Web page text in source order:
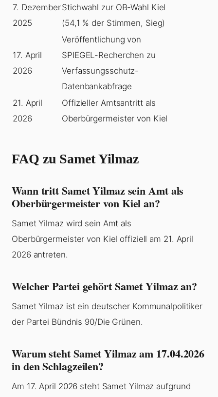
7. Dezember
2025
Stichwahl zur OB-Wahl Kiel
(54,1 % der Stimmen, Sieg)
17. April
2026
Veröffentlichung von
SPIEGEL-Recherchen zu
Verfassungsschutz-
Datenbankabfrage
21. April
2026
Offizieller Amtsantritt als
Oberbürgermeister von Kiel
FAQ zu Samet Yilmaz
Wann tritt Samet Yilmaz sein Amt als
Oberbürgermeister von Kiel an?
Samet Yilmaz wird sein Amt als
Oberbürgermeister von Kiel offiziell am 21. April
2026 antreten.
Welcher Partei gehört Samet Yilmaz an?
Samet Yilmaz ist ein deutscher Kommunalpolitiker
der Partei Bündnis 90/Die Grünen.
Warum steht Samet Yilmaz am 17.04.2026
in den Schlagzeilen?
Am 17. April 2026 steht Samet Yilmaz aufgrund